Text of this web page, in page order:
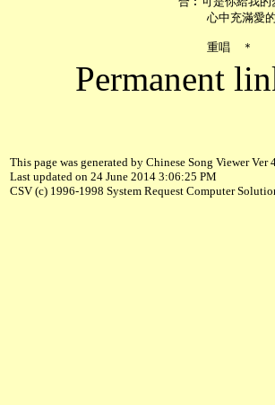
心中充滿愛
Permanent
This page was generated by Chinese Song Viewer Ver
Last updated on 24 June 2014 3:06:25 PM
CSV (c) 1996-1998 System Request Computer